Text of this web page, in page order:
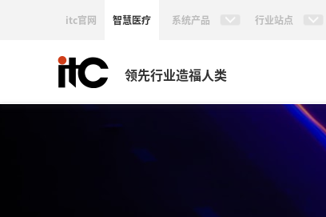
itc官网 智慧医疗 系统产品 行业站点
领先行业造福人类